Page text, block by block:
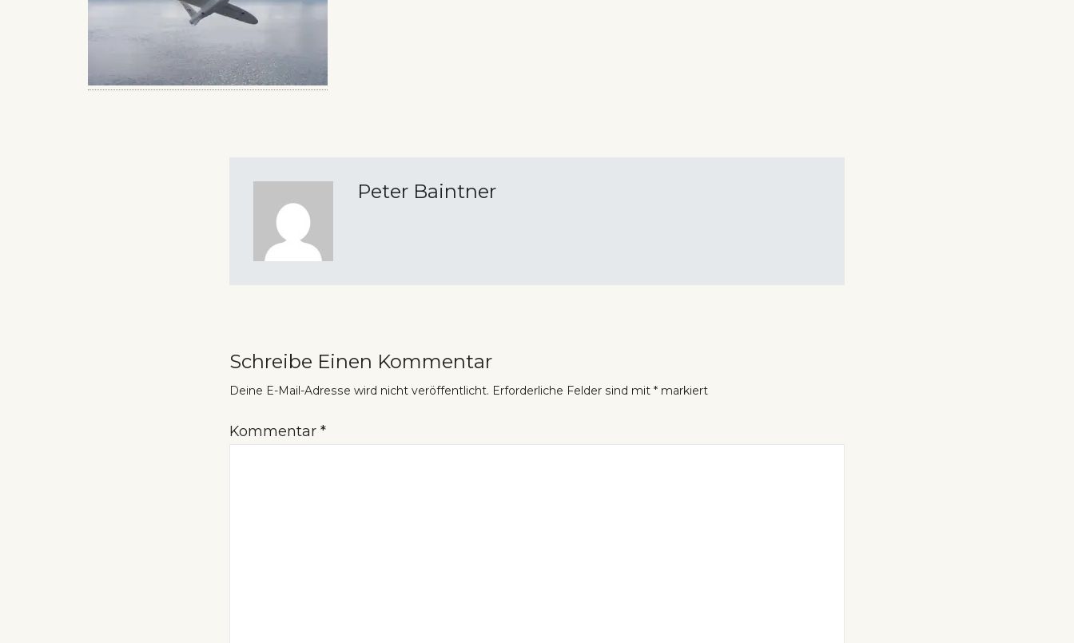
Peter Baintner
Schreibe Einen Kommentar
Deine E-Mail-Adresse wird nicht veröffentlicht. Erforderliche Felder sind mit * markiert
Kommentar *